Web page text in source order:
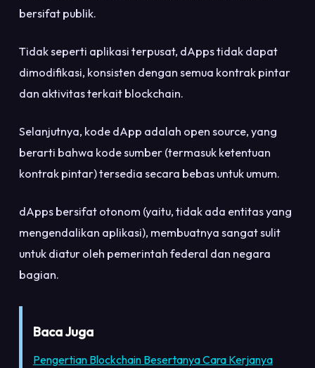
bersifat publik.
Tidak seperti aplikasi terpusat, dApps tidak dapat
dimodifikasi, konsisten dengan semua kontrak pintar
dan aktivitas terkait blockchain.
Selanjutnya, kode dApp adalah open source, yang
berarti bahwa kode sumber (termasuk ketentuan
kontrak pintar) tersedia secara bebas untuk umum.
dApps bersifat otonom (yaitu, tidak ada entitas yang
mengendalikan aplikasi), membuatnya sangat sulit
untuk diatur oleh pemerintah federal dan negara
bagian.
Baca Juga
Pengertian Blockchain Besertanya Cara Kerjanya